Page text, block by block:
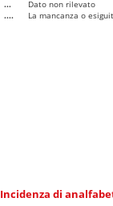
...
Dato non rilevato
....
La mancanza o
Incidenza di